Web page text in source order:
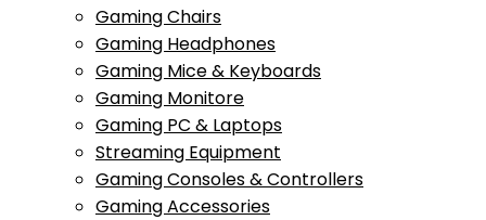
Gaming Chairs
Gaming Headphones
Gaming Mice & Keyboards
Gaming Monitore
Gaming PC & Laptops
Streaming Equipment
Gaming Consoles & Controllers
Gaming Accessories